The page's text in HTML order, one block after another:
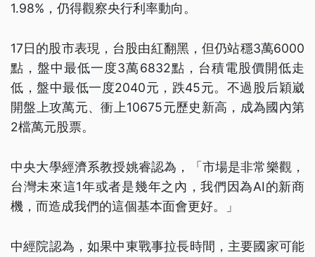
1.98%，仍得觀察央行利率動向。
17日的股市表現，台股由紅翻黑，但仍站穩3萬6000
點，盤中最低一度3萬6832點，台積電股價開低走
低，盤中最低一度2040元，跌45元。不過股后穎崴
開盤上攻萬元、衝上10675元歷史新高，成為國內第
2檔萬元股票。
中央大學經濟系教授姚睿認為，「市場是非常樂觀，
台灣未來這1年或者是幾年之內，我們因為AI的新商
機，而造成我們的這個基本面會更好。」
中經院認為，如果中東戰事拉長時間，主要國家可能